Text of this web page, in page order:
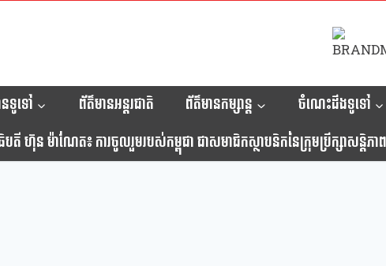
ទូទៅ ព័ត៌មានអន្តរជាតិ ព័ត៌មានកម្សាន្ត ចំណេះដឹងទូទៅ
បតី ហ៊ុន ម៉ាណែត៖ ការចូលរួមរបស់កម្ពុជា ជាសមាជិកស្ថាបនិកនៃក្រុមប្រឹក្សាសន្តិភ